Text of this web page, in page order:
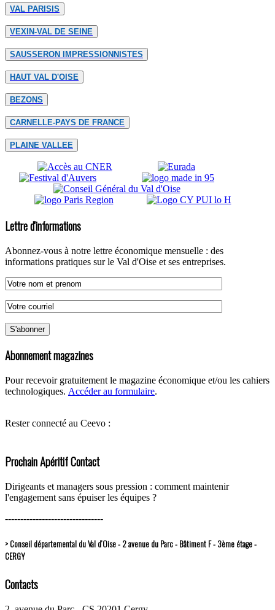
VAL PARISIS
VEXIN-VAL DE SEINE
SAUSSERON IMPRESSIONNISTES
HAUT VAL D'OISE
BEZONS
CARNELLE-PAYS DE FRANCE
PLAINE VALLEE
Lettre d'informations
Abonnez-vous à notre lettre économique mensuelle : des
informations pratiques sur le Val d'Oise et ses entreprises.
Abonnement magazines
Pour recevoir gratuitement le magazine économique et/ou les cahiers
technologiques. Accéder au formulaire.
Rester connecté au Ceevo :
Prochain Apéritif Contact
Dirigeants et managers sous pression : comment maintenir
l'engagement sans épuiser les équipes ?
--------------------------------
> Conseil départemental du Val d’Oise - 2 avenue du Parc - Bâtiment F - 3ème étage -
CERGY
Contacts